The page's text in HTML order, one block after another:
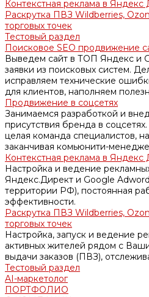
Контекстная реклама в Яндекс
Раскрутка ПВЗ Wildberries,
торговых точек
Тестовый раздел
Поисковое SEO продвижение
Выведем сайт в ТОП Яндекс и
заявки из поисковых систем.
исправляем технические
для клиентов, наполняем
Продвижение в соцсетях
Занимаемся разработкой и
присутствия бренда в
целая команда специалистов,
заканчивая комьюнити-
Контекстная реклама в Яндекс
Настройка и ведение
Яндекс.Директ и Google
территории РФ), постоянная
эффективности.
Раскрутка ПВЗ Wildberries,
торговых точек
Настройка, запуск и ведение
активных жителей рядом с
выдачи заказов (ПВЗ),
Тестовый раздел
AI-маркетолог
ПОРТФОЛИО